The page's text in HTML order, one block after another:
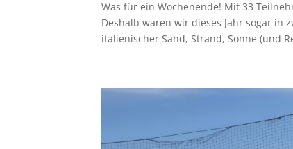
Was für ein Wochenende! Mit 33
Deshalb waren wir dieses Jahr sogar in
italienischer Sand, Strand, Sonne (und